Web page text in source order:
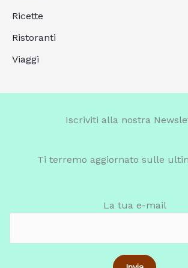
Ricette
Ristoranti
Viaggi
Iscriviti alla nostra
Ti terremo aggiornato sulle
La tua e-mail